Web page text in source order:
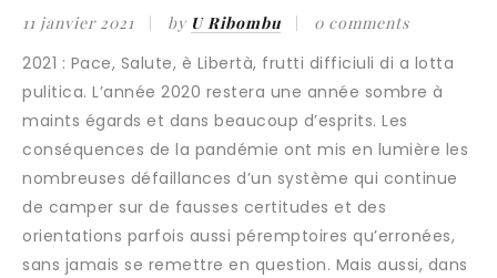
11 janvier 2021 by U Ribombu 0 comments
2021 : Pace, Salute, è Libertà, frutti difficiuli di a lotta
pulitica. L’année 2020 restera une année sombre à
maints égards et dans beaucoup d’esprits. Les
conséquences de la pandémie ont mis en lumière les
nombreuses défaillances d’un système qui continue
de camper sur de fausses certitudes et des
orientations parfois aussi péremptoires qu’erronées,
sans jamais se remettre en question. Mais aussi, dans